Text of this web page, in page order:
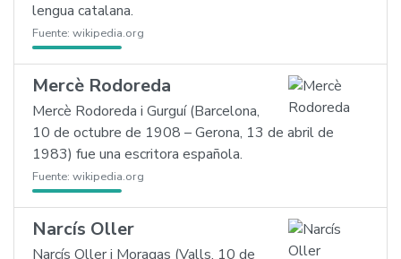
lengua catalana.
Fuente: wikipedia.org
Mercè Rodoreda
Mercè Rodoreda i Gurguí (Barcelona,
10 de octubre de 1908 – Gerona, 13 de abril de
1983) fue una escritora española.
Fuente: wikipedia.org
Narcís Oller
Narcís Oller i Moragas (Valls, 10 de